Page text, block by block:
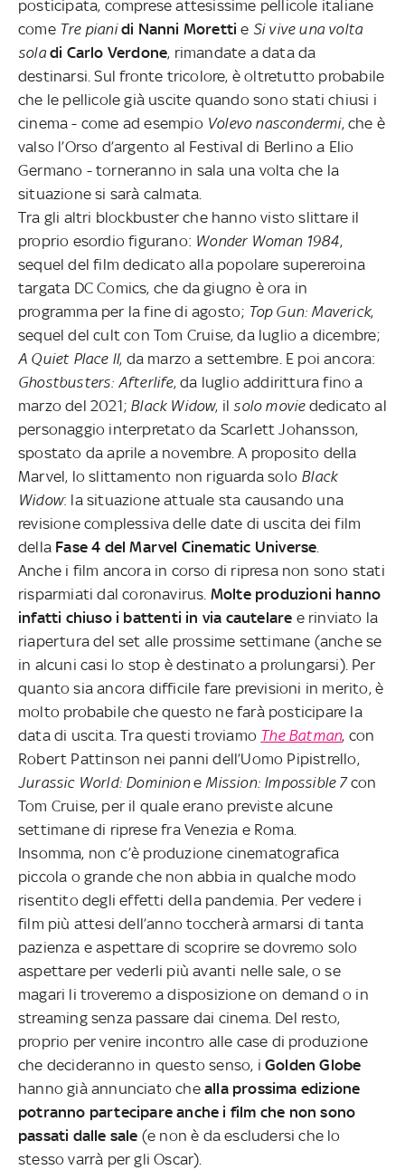
posticipata, comprese attesissime pellicole italiane
come Tre pianidi Nanni Morettie Si vive una volta
soladi Carlo Verdone, rimandate a data da
destinarsi. Sul fronte tricolore, è oltretutto probabile
che le pellicole già uscite quando sono stati chiusi i
cinema - come ad esempio Volevo nascondermi, che è
valso l’Orso d’argento al Festival di Berlino a Elio
Germano - torneranno in sala una volta che la
situazione si sarà calmata.
Tra gli altri blockbuster che hanno visto slittare il
proprio esordio figurano: Wonder Woman 1984,
sequel del film dedicato alla popolare supereroina
targata DC Comics, che da giugno è ora in
programma per la fine di agosto; Top Gun: Maverick,
sequel del cult con Tom Cruise, da luglio a dicembre;
A Quiet Place II, da marzo a settembre. E poi ancora:
Ghostbusters: Afterlife, da luglio addirittura fino a
marzo del 2021; Black Widow, ilsolo movie dedicato al
personaggio interpretato da Scarlett Johansson,
spostato da aprile a novembre. A proposito della
Marvel, lo slittamento non riguarda solo Black
Widow: la situazione attuale sta causando una
revisione complessiva delle date di uscita dei film
della Fase 4 del Marvel Cinematic Universe.
Anche i film ancora in corso di ripresa non sono stati
risparmiati dal coronavirus. Molte produzioni hanno
infatti chiuso i battenti in via cautelare e rinviato la
riapertura del set alle prossime settimane (anche se
in alcuni casi lo stop è destinato a prolungarsi). Per
quanto sia ancora difficile fare previsioni in merito, è
molto probabile che questo ne farà posticipare la
data di uscita. Tra questi troviamo The Batman, con
Robert Pattinson nei panni dell’Uomo Pipistrello,
Jurassic World: DominioneMission: Impossible 7con
Tom Cruise, per il quale erano previste alcune
settimane di riprese fra Venezia e Roma.
Insomma, non c’è produzione cinematografica
piccola o grande che non abbia in qualche modo
risentito degli effetti della pandemia. Per vedere i
film più attesi dell’anno toccherà armarsi di tanta
pazienza e aspettare di scoprire se dovremo solo
aspettare per vederli più avanti nelle sale, o se
magari li troveremo a disposizione on demand o in
streaming senza passare dai cinema. Del resto,
proprio per venire incontro alle case di produzione
che decideranno in questo senso, i Golden Globe
hanno già annunciato che alla prossima edizione
potranno partecipare anche i film che non sono
passati dalle sale (e non è da escludersi che lo
stesso varrà per gli Oscar).